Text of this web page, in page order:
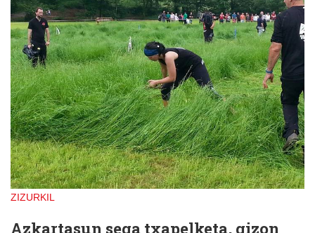
ZIZURKIL
Azkartasun sega txapelketa, gizon